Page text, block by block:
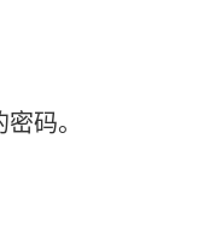
码。